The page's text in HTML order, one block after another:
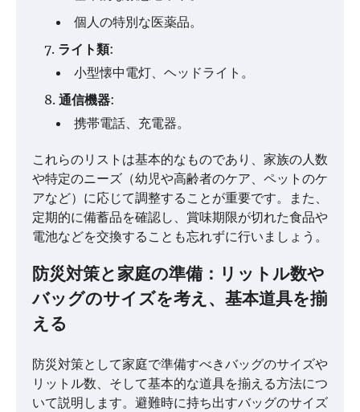
個人の特別な医薬品。
ライト類:
小型懐中電灯、ヘッドライト。
通信機器:
携帯電話、充電器。
これらのリストは基本的なものであり、家族の人数
や特定のニーズ（幼児や高齢者のケア、ペットのケ
アなど）に応じて調整することが重要です。また、
定期的に備蓄品を確認し、賞味期限が切れた食品や
電池などを交換することも忘れずに行いましょう。
防災対策と家庭の準備：リットル数や
バッグのサイズを考え、基本道具を揃
える
防災対策として家庭で準備すべきバッグのサイズや
リットル数、そして基本的な道具を揃える方法につ
いて説明します。避難時に持ち出すバッグのサイズ